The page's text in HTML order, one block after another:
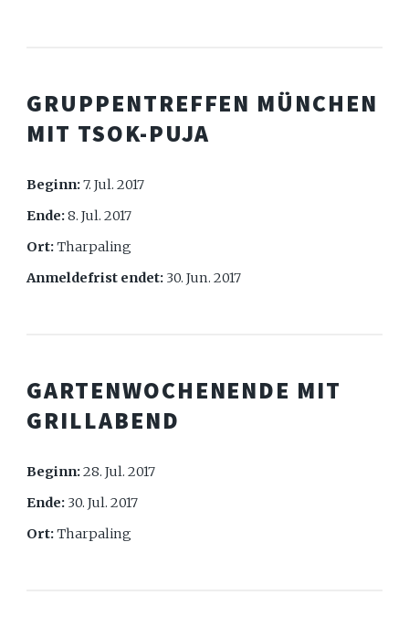
GRUPPENTREFFEN MÜNCHEN
MIT TSOK-PUJA
Beginn:7. Jul. 2017
Ende:8. Jul. 2017
Ort:Tharpaling
Anmeldefrist endet: 30. Jun. 2017
GARTENWOCHENENDE MIT
GRILLABEND
Beginn:28. Jul. 2017
Ende: 30. Jul. 2017
Ort:Tharpaling